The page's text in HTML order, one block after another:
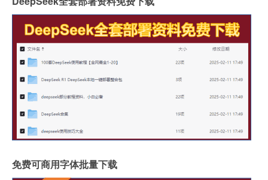
免费可商用字体批量下载